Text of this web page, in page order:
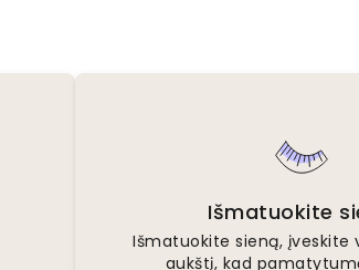
Išmatuokite
Išmatuokite sieną, įveskite
aukštį, kad